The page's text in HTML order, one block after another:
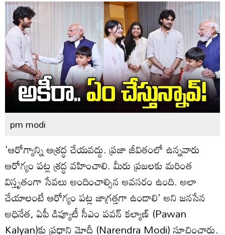
pm modi
'ఆరోగ్యాన్ని ఆశ్రద్ధ చేయవద్దు. ప్రజా జీవితంలో ఉన్నవారు
ఆరోగ్యం పట్ల శ్రద్ధ వహించాలి. మీరు ప్రజలకు మరింత
విస్తృతంగా సేవలు అందించాల్సిన అవసరం ఉంది. అలా
చేయాలంటే ఆరోగ్యం పట్ల జాగ్రత్తగా ఉండాలి' అని జనసేన
అధినేత, ఏపీ డిప్యూటీ సీఎం పవన్ కల్యాణ్ (Pawan
Kalyan)కు ప్రధాని మోదీ (Narendra Modi) సూచించారు.